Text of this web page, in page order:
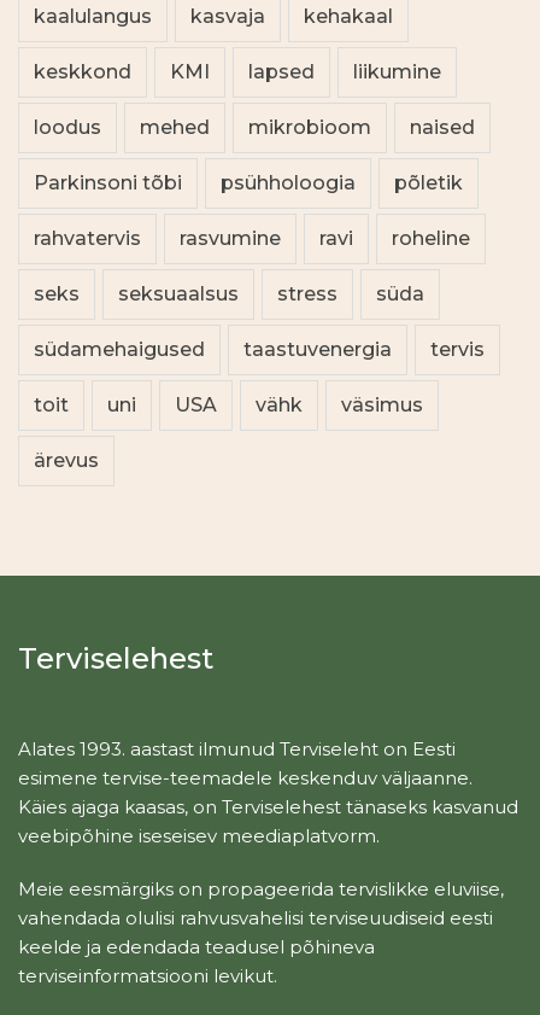
kaalulangus kasvaja kehakaal
keskkond KMI lapsed liikumine
loodus mehed mikrobioom naised
Parkinsoni tõbi psühholoogia põletik
rahvatervis rasvumine ravi roheline
seks seksuaalsus stress süda
südamehaigused taastuvenergia tervis
toit uni USA vähk väsimus
ärevus
Terviselehest
Alates 1993. aastast ilmunud Terviseleht on Eesti
esimene tervise-teemadele keskenduv väljaanne.
Käies ajaga kaasas, on Terviselehest tänaseks kasvanud
veebipõhine iseseisev meediaplatvorm.
Meie eesmärgiks on propageerida tervislikke eluviise,
vahendada olulisi rahvusvahelisi terviseuudiseid eesti
keelde ja edendada teadusel põhineva
terviseinformatsiooni levikut.